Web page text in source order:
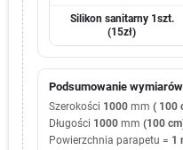
Silikon sanitarny 1szt.
(15zł)
Podsumowanie wymiarów
Szerokości 1000mm ( 100
Długości 1000mm (100
Powierzchnia parapetu = 1